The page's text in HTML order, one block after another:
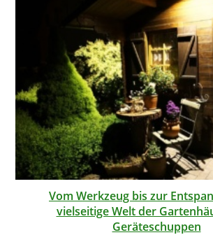
Vom Werkzeug bis zur
vielseitige Welt der
Geräteschuppen